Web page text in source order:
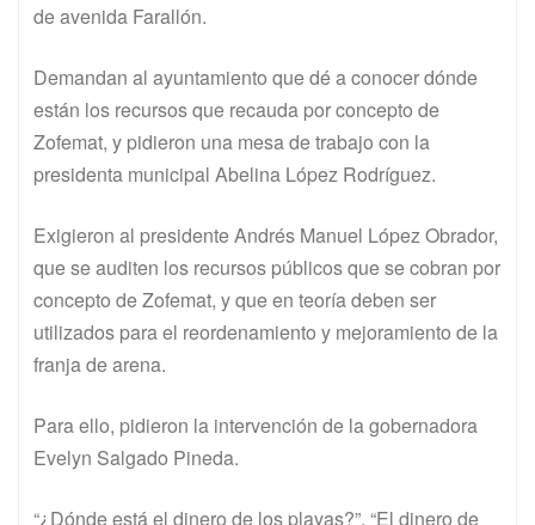
de avenida Farallón.
Demandan al ayuntamiento que dé a conocer dónde
están los recursos que recauda por concepto de
Zofemat, y pidieron una mesa de trabajo con la
presidenta municipal Abelina López Rodríguez.
Exigieron al presidente Andrés Manuel López Obrador,
que se auditen los recursos públicos que se cobran por
concepto de Zofemat, y que en teoría deben ser
utilizados para el reordenamiento y mejoramiento de la
franja de arena.
Para ello, pidieron la intervención de la gobernadora
Evelyn Salgado Pineda.
“¿Dónde está el dinero de los playas?”, “El dinero de